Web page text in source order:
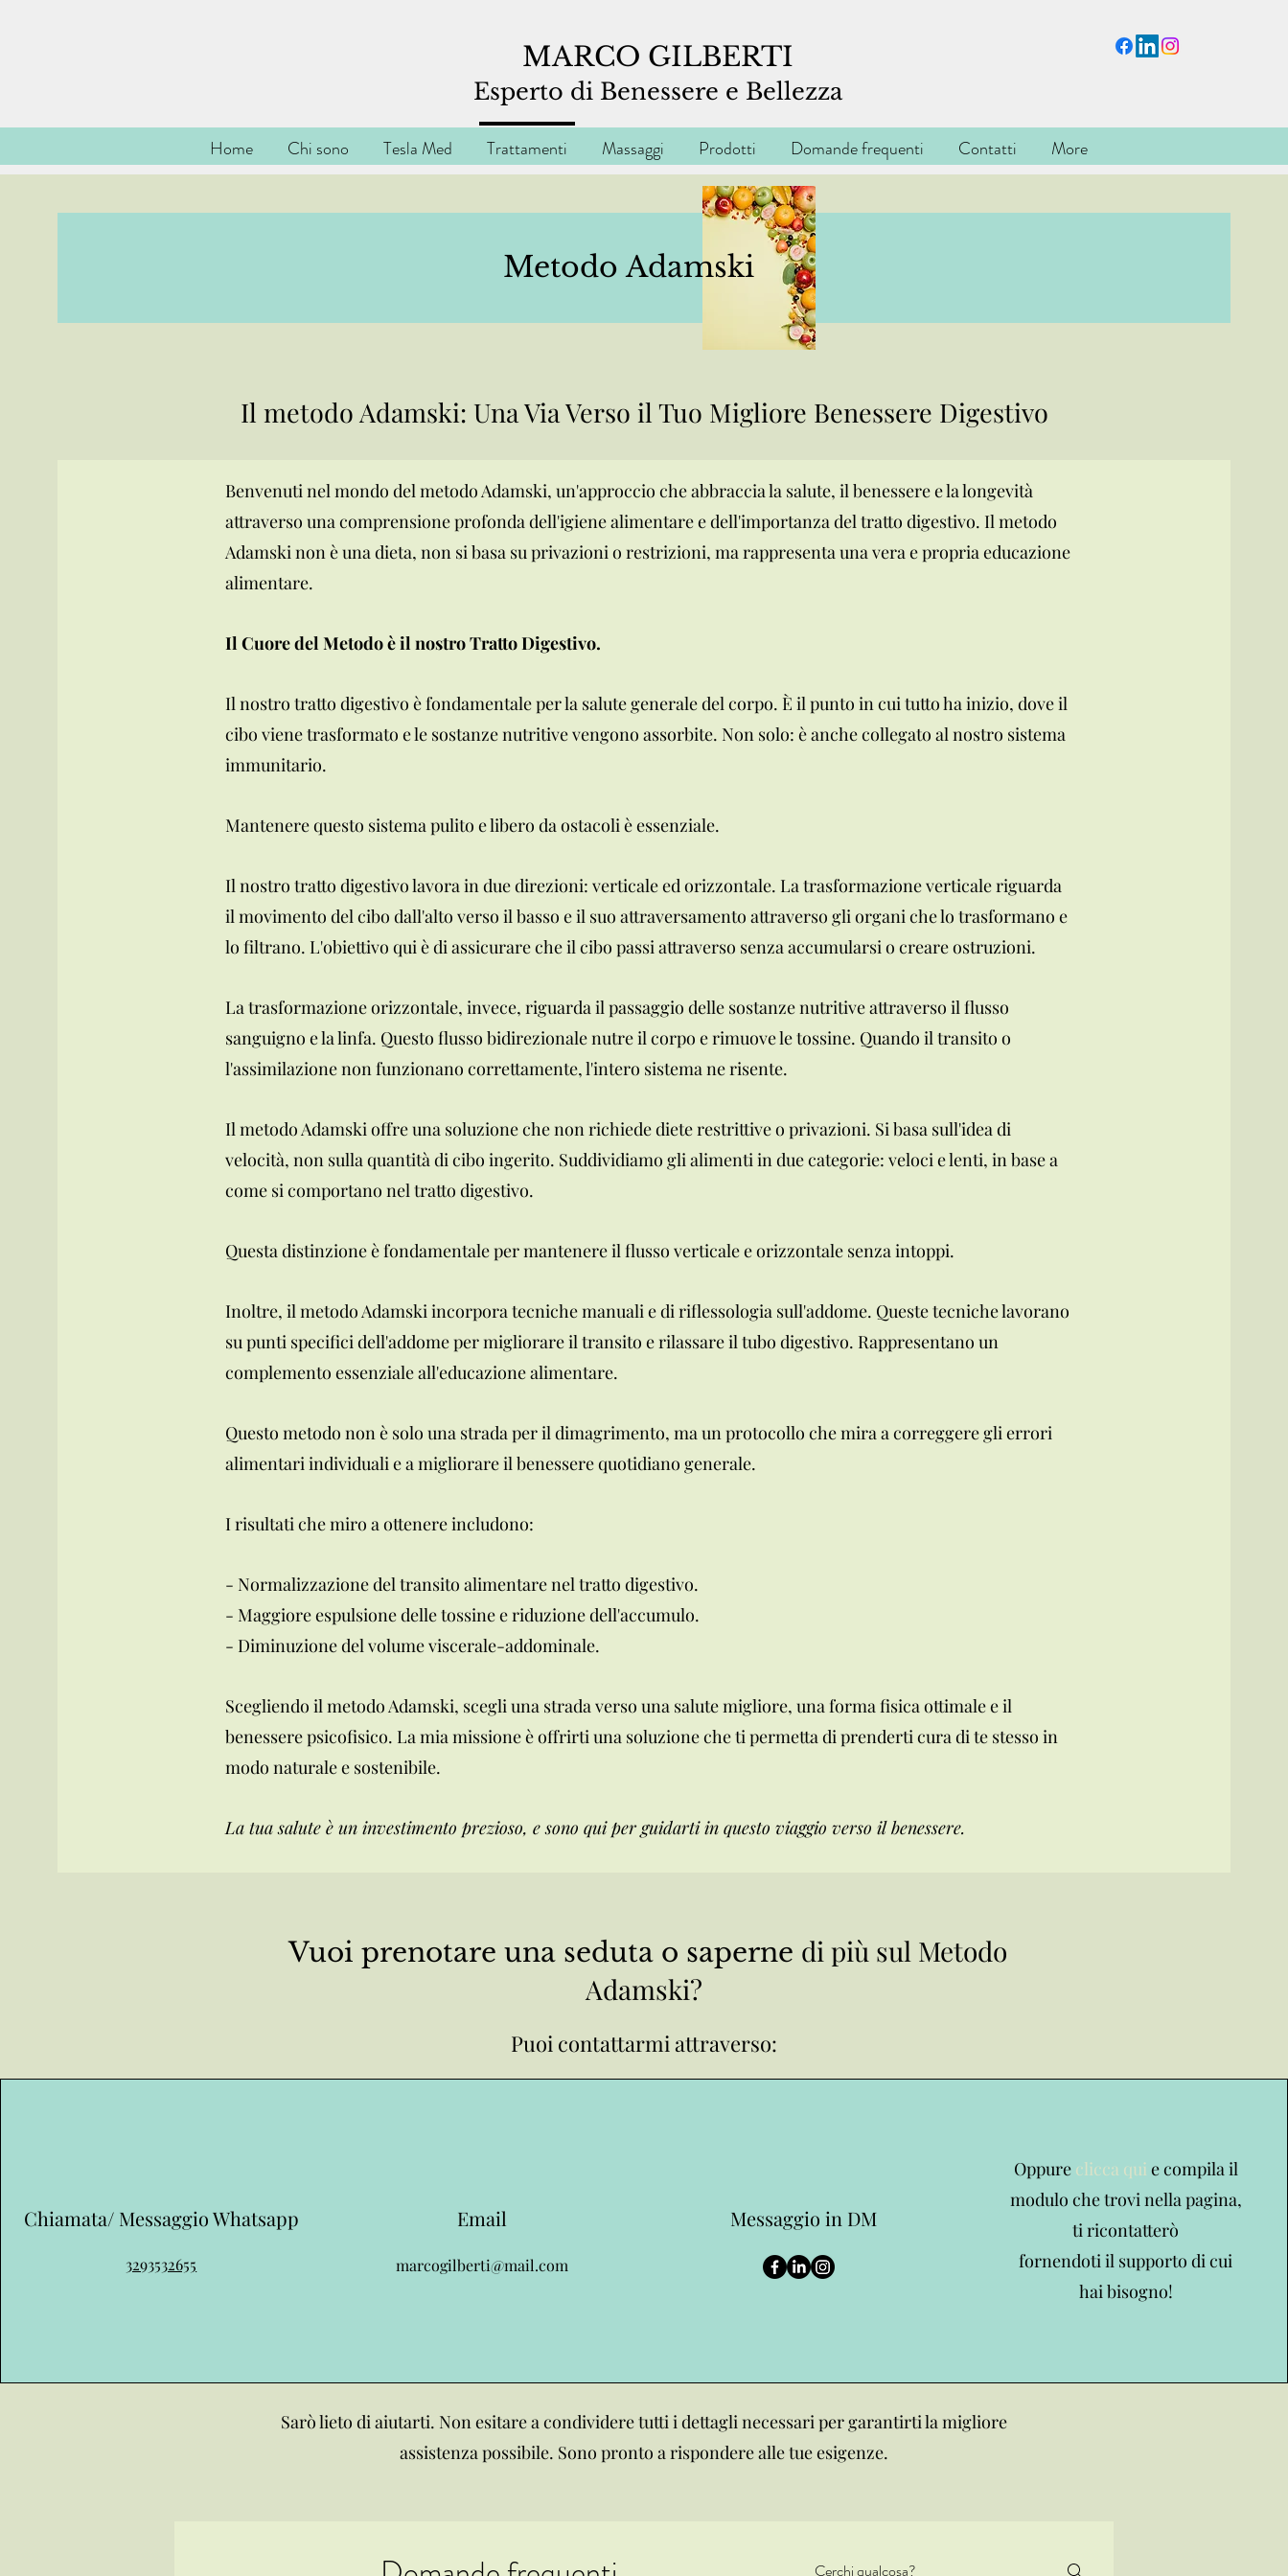
MARCO GILBERTI
Esperto di Benessere e Bellezza
Home Chi sono Tesla Med Trattamenti Massaggi Prodotti Domande frequenti Contatti More
Metodo Adamski
Il metodo Adamski: Una Via Verso il Tuo Migliore Benessere Digestivo
Benvenuti nel mondo del metodo Adamski, un'approccio che abbraccia la salute, il benessere e la longevità
attraverso una comprensione profonda dell'igiene alimentare e dell'importanza del tratto digestivo. Il metodo
Adamski non è una dieta, non si basa su privazioni o restrizioni, ma rappresenta una vera e propria educazione
alimentare.
Il Cuore del Metodo è il nostro Tratto Digestivo.
Il nostro tratto digestivo è fondamentale per la salute generale del corpo. È il punto in cui tutto ha inizio, dove il
cibo viene trasformato e le sostanze nutritive vengono assorbite. Non solo: è anche collegato al nostro sistema
immunitario.
Mantenere questo sistema pulito e libero da ostacoli è essenziale.
Il nostro tratto digestivo lavora in due direzioni: verticale ed orizzontale. La trasformazione verticale riguarda
il movimento del cibo dall'alto verso il basso e il suo attraversamento attraverso gli organi che lo trasformano e
lo filtrano. L'obiettivo qui è di assicurare che il cibo passi attraverso senza accumularsi o creare ostruzioni.
La trasformazione orizzontale, invece, riguarda il passaggio delle sostanze nutritive attraverso il flusso
sanguigno e la linfa. Questo flusso bidirezionale nutre il corpo e rimuove le tossine. Quando il transito o
l'assimilazione non funzionano correttamente, l'intero sistema ne risente.
Il metodo Adamski offre una soluzione che non richiede diete restrittive o privazioni. Si basa sull'idea di
velocità, non sulla quantità di cibo ingerito. Suddividiamo gli alimenti in due categorie: veloci e lenti, in base a
come si comportano nel tratto digestivo.
Questa distinzione è fondamentale per mantenere il flusso verticale e orizzontale senza intoppi.
Inoltre, il metodo Adamski incorpora tecniche manuali e di riflessologia sull'addome. Queste tecniche lavorano
su punti specifici dell'addome per migliorare il transito e rilassare il tubo digestivo. Rappresentano un
complemento essenziale all'educazione alimentare.
Questo metodo non è solo una strada per il dimagrimento, ma un protocollo che mira a correggere gli errori
alimentari individuali e a migliorare il benessere quotidiano generale.
I risultati che miro a ottenere includono:
- Normalizzazione del transito alimentare nel tratto digestivo.
- Maggiore espulsione delle tossine e riduzione dell'accumulo.
- Diminuzione del volume viscerale-addominale.
Scegliendo il metodo Adamski, scegli una strada verso una salute migliore, una forma fisica ottimale e il
benessere psicofisico. La mia missione è offrirti una soluzione che ti permetta di prenderti cura di te stesso in
modo naturale e sostenibile.
La tua salute è un investimento prezioso, e sono qui per guidarti in questo viaggio verso il benessere.
Vuoi prenotare una seduta o saperne di più sul Metodo
Adamski?
Puoi contattarmi attraverso:
Chiamata/ Messaggio Whatsapp
3293532655
Email
marcogilberti@mail.com
Messaggio in DM
Oppure clicca qui e compila il
modulo che trovi nella pagina,
ti ricontatterò
fornendoti il supporto di cui
hai bisogno!
Sarò lieto di aiutarti. Non esitare a condividere tutti i dettagli necessari per garantirti la migliore
assistenza possibile. Sono pronto a rispondere alle tue esigenze.